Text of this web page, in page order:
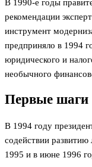
В 1990-е годы
рекомендации
инструмент
предприняло в 1994
юридического и
необычного
Первые шаги
В 1994 году
содействии развитию
1995 и в июне 1996